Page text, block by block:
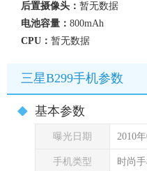
后置摄像头： 暂无数据
电池容量： 800mAh
CPU： 暂无数据
三星B299手机参数
基本参数
曝光日期 2010年
手机类型 时尚